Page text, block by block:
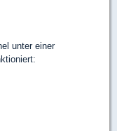
unter einer